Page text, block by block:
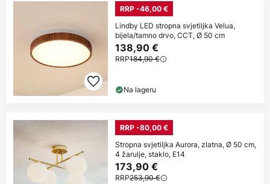
RRP -46,00 €
Lindby LED stropna svjetiljka Velua,
bijela/tamno drvo, CCT, Ø 50 cm
138,90 €
RRP184,90 €
Na lageru
RRP -80,00 €
Stropna svjetiljka Aurora, zlatna, Ø 50 cm,
4 žarulje, staklo, E14
173,90 €
RRP253,90 €